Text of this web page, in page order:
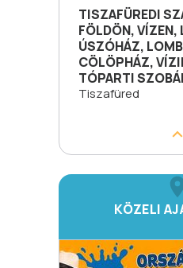
TISZAFÜREDI
FÖLDÖN, VÍZEN,
ÚSZÓHÁZ,
CÖLÖPHÁZ,
TÓPARTI
Tiszafüred
KÖZELI